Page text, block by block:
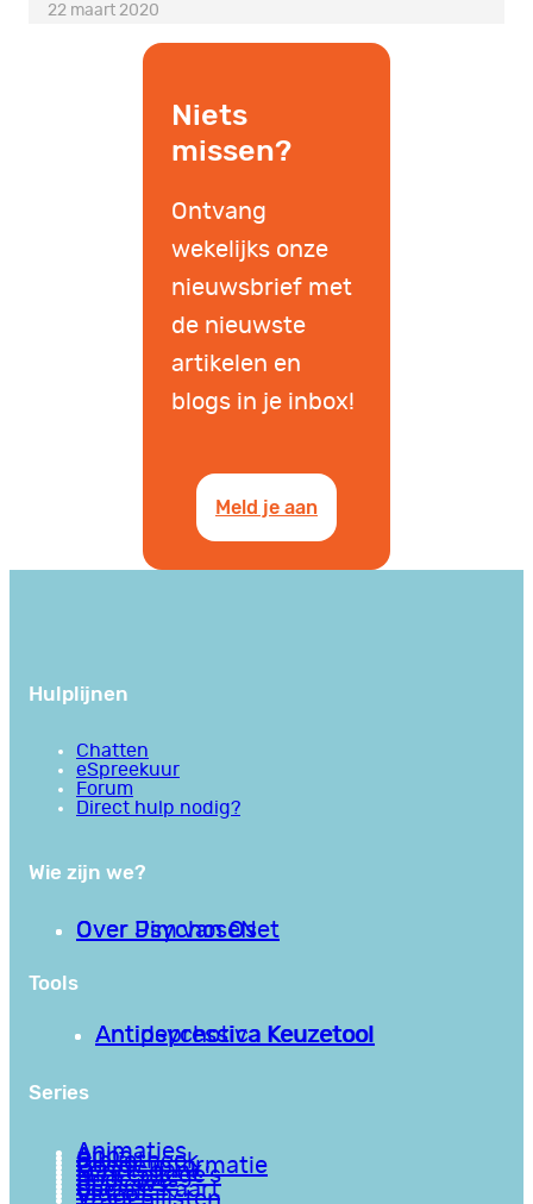
22 maart 2020
Niets
missen?
Ontvang
wekelijks onze
nieuwsbrief met
de nieuwste
artikelen en
blogs in je inbox!
Meld je aan
Hulplijnen
Chatten
eSpreekuur
Forum
Direct hulp nodig?
Wie zijn we?
Over PsychoseNet
Over Jim van Os
Tools
Antipsychotica Keuzetool
Antidepressiva Keuzetool
Series
Animaties
Apps
Bibliotheek
Goede informatie
Kennisbank
Mini college’s
Podcasts
Reviews
Sociale Kaart
Video’s
Vragenlijsten